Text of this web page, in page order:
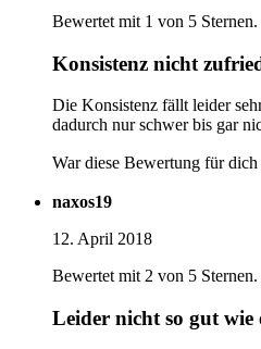
Bewertet mit 1 von 5 Sternen.
Konsistenz nicht
Die Konsistenz fällt leider
dadurch nur schwer bis gar
War diese Bewertung für
naxos19
12. April 2018
Bewertet mit 2 von 5 Sternen.
Leider nicht so gut wie